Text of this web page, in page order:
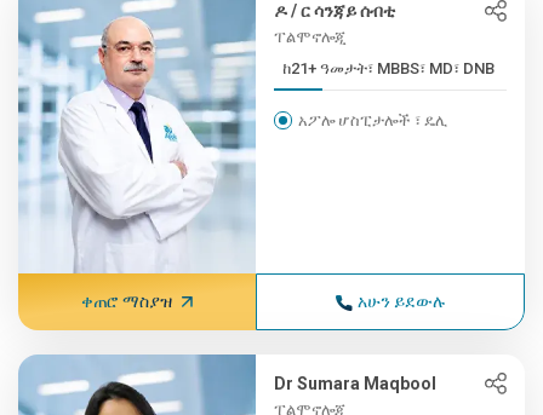
ዶ / ር ሳንጃይ ሰብቲ
ፐልሞኖሎጂ
ከ21+ ዓመታት፣ MBBS፣ MD፣ DNB
አፖሎ ሆስፒታሎች ፣ ዴሊ
ቀጠሮ ማስያዝ አሁን ይደውሉ
Dr Sumara Maqbool
ፐልሞኖሎጂ